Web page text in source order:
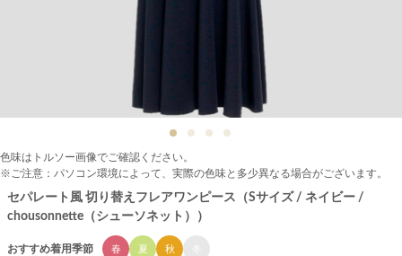
色味はトルソー画像でご確認ください。
※ご注意：パソコン環境によって、実際の色味と多少異なる場合がございます。
セパレート風 切り替えフレアワンピース（Sサイズ / ネイビー /
chousonnette（シューソネット））
おすすめ着用季節 春 夏 秋